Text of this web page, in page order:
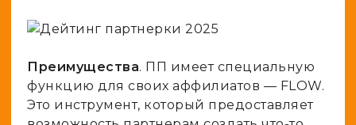
Преимущества. ПП имеет специальную
функцию для своих аффилиатов — FLOW.
Это инструмент, который предоставляет